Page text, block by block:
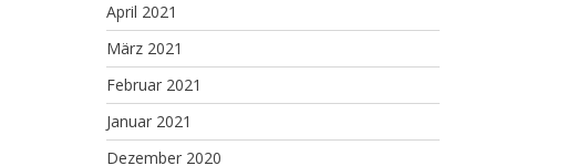
April 2021
März 2021
Februar 2021
Januar 2021
Dezember 2020